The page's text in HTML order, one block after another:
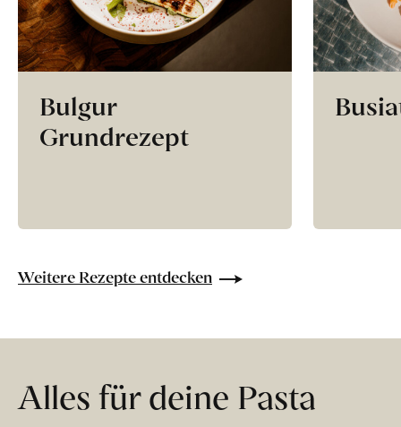
Bulgur
Grundrezept
Weitere Rezepte entdecken
Alles für deine Pasta